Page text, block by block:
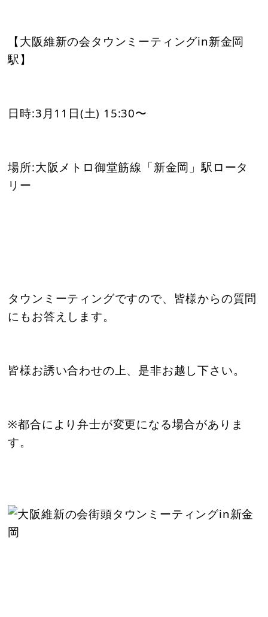
【大阪維新の会タウンミーティングin新金岡
駅】
日時:3月11日(土) 15:30〜
場所:大阪メトロ御堂筋線「新金岡」駅ロータ
リー
タウンミーティングですので、皆様からの質問
にもお答えします。
皆様お誘い合わせの上、是非お越し下さい。
※都合により弁士が変更になる場合がありま
す。